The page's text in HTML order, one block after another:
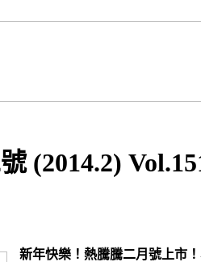
(2014.2)
新年快樂！熱騰騰二月號上市！